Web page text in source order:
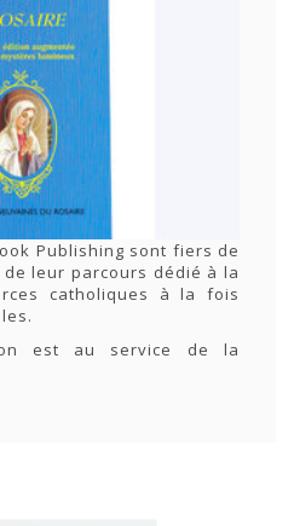
Publishing sont fiers de
leur parcours dédié à la
catholiques à la fois
est au service de la
depuis plus de 100 ans.
Publishing est en